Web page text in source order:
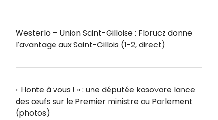
Westerlo – Union Saint-Gilloise : Florucz donne
l’avantage aux Saint-Gillois (1-2, direct)
« Honte à vous ! » : une députée kosovare lance
des œufs sur le Premier ministre au Parlement
(photos)